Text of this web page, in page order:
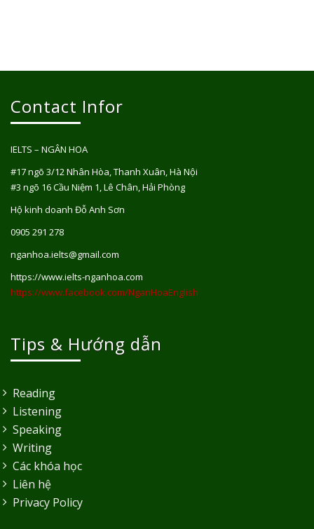
Contact Infor
IELTS – NGÂN HOA
#17 ngõ 3/12 Nhân Hòa, Thanh Xuân, Hà Nội
#3 ngõ 16 Cầu Niệm 1, Lê Chân, Hải Phòng
Hộ kinh doanh Đỗ Anh Sơn
0905 291 278
nganhoa.ielts@gmail.com
https://www.ielts-nganhoa.com
https://www.facebook.com/NganHoaEnglish
Tips & Hướng dẫn
Reading
Listening
Speaking
Writing
Các khóa học
Liên hệ
Privacy Policy